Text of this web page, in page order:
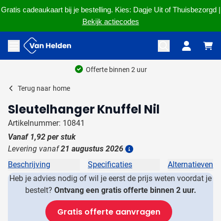
Gratis cadeaukaart bij je bestelling. Kies: Dagje Uit of Thuisbezorgd |
Bekijk actiecodes
Ga naar de inhoud
Menu openen
Offerte binnen 2 uur
Terug naar home
Sleutelhanger Knuffel Nil
Artikelnummer: 10841
Vanaf 1,92 per stuk
Levering vanaf21 augustus 2026
Beschrijving Specificaties
Alternatieven
Heb je advies nodig of wil je eerst de prijs weten voordat je
bestelt? Ontvang een gratis offerte binnen 2 uur.
Gratis offerte aanvragen